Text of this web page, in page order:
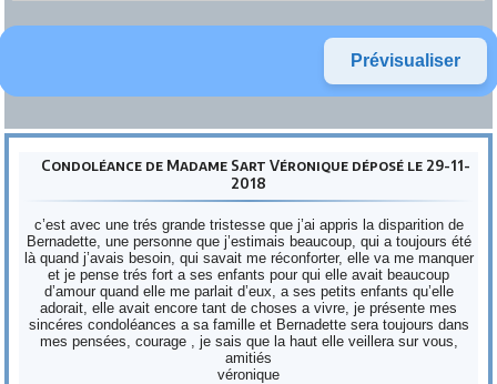
Condoléance de Madame Sart Véronique déposé le 29-11-
2018
c’est avec une trés grande tristesse que j’ai appris la disparition de
Bernadette, une personne que j’estimais beaucoup, qui a toujours été
là quand j’avais besoin, qui savait me réconforter, elle va me manquer
et je pense trés fort a ses enfants pour qui elle avait beaucoup
d’amour quand elle me parlait d’eux, a ses petits enfants qu’elle
adorait, elle avait encore tant de choses a vivre, je présente mes
sincéres condoléances a sa famille et Bernadette sera toujours dans
mes pensées, courage , je sais que la haut elle veillera sur vous,
amitiés
véronique